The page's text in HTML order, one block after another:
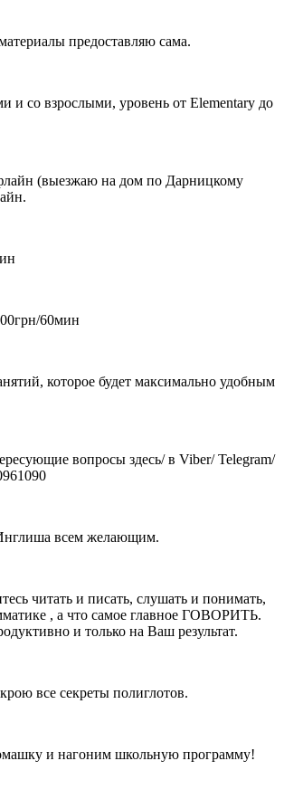
предоставляю сама.
и со взрослыми, уровень от Elementary до
(выезжаю на дом по Дарницкому
60мин
которое будет максимально удобным
вопросы здесь/ в Viber/ Telegram/
всем желающим.
читать и писать, слушать и понимать,
, а что самое главное ГОВОРИТЬ.
и только на Ваш результат.
все секреты полиглотов.
и нагоним школьную программу!